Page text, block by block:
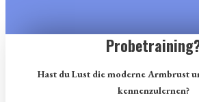
Hast du Lust die moderne Armbrust
kennenzulernen?